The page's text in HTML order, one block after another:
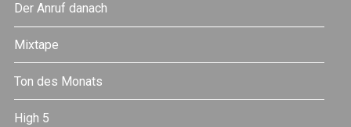
Der Anruf danach
Mixtape
Ton des Monats
High 5